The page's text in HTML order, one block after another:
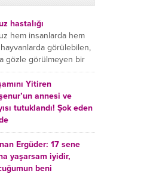
hastalığı
hem insanlarda hem
görülebilen,
gözle görülmeyen bir
böcek
Uyuz hastalığı
deride veya...
Yitiren
annesi ve
tutuklandı! Şok eden
yatağında ölü
Ayşenur Kazık’ın (2)
Kader Karadeniz (23)
Hızır Tunç
Ergüder: 17 sene
yaşarsam iyidir,
beni